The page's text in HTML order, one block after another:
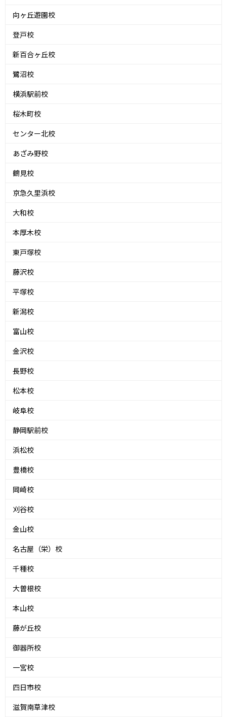
向ヶ丘遊園校
登戸校
新百合ヶ丘校
鷺沼校
横浜駅前校
桜木町校
センター北校
あざみ野校
鶴見校
京急久里浜校
大和校
本厚木校
東戸塚校
藤沢校
平塚校
新潟校
富山校
金沢校
長野校
松本校
岐阜校
静岡駅前校
浜松校
豊橋校
岡崎校
刈谷校
金山校
名古屋（栄）校
千種校
大曽根校
本山校
藤が丘校
御器所校
一宮校
四日市校
滋賀南草津校